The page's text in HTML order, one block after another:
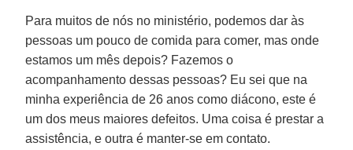
Para muitos de nós no ministério, podemos dar às
pessoas um pouco de comida para comer, mas onde
estamos um mês depois? Fazemos o
acompanhamento dessas pessoas? Eu sei que na
minha experiência de 26 anos como diácono, este é
um dos meus maiores defeitos. Uma coisa é prestar a
assistência, e outra é manter-se em contato.